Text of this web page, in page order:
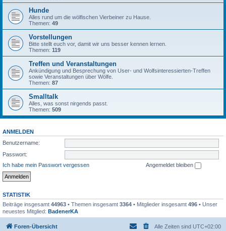
Hunde
Alles rund um die wölfischen Vierbeiner zu Hause.
Themen: 49
Vorstellungen
Bitte stellt euch vor, damit wir uns besser kennen lernen.
Themen: 119
Treffen und Veranstaltungen
Ankündigung und Besprechung von User- und Wolfsinteressierten-Treffen
sowie Veranstaltungen über Wölfe.
Themen: 87
Smalltalk
Alles, was sonst nirgends passt.
Themen: 509
ANMELDEN
Benutzername:
Passwort:
Ich habe mein Passwort vergessen
Angemeldet bleiben
STATISTIK
Beiträge insgesamt 44963 • Themen insgesamt 3364 • Mitglieder insgesamt 496 • Unser
neuestes Mitglied: BadenerKA
Foren-Übersicht Alle Zeiten sind UTC+02:00